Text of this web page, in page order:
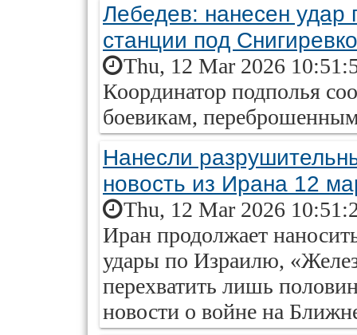
Лебедев: нанесен
станции под
Thu, 12 Mar 2026
Координатор подполья
боевикам,
Нанесли
новость из Ирана 12
Thu, 12 Mar 2026
Иран продолжает
удары по Израилю,
перехватить лишь
новости о войне на